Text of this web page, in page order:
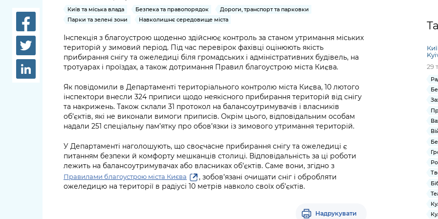
Структура
Рішення та розпорядження
Проєкти розпоряджень, що
перебувають на погодженні
Звернення громадян
Регуляторна діяльність
Лікарні та медицина
Освіта та навчальні
заклади
парковки
Навколишнє
середовище міста
Безпека та
правопорядок
Ритуальні послуги
Іноземцям / For
foreigners
експертиза
Громадський
бюджет
Контактний
доступом
Подати запит
онлайн
Проекти
нормативно-
правових та
інших актів
from
Київ та міська влада Безпека та правопорядок
Дороги, транспорт та парковки
Парки та зелені зони
Навколишнє середовище міста
Інспекція з благоустрою щоденно здійснює контроль за станом утримання міських
територій у зимовий період. Під час перевірок фахівці оцінюють якість
прибирання снігу та ожеледиці біля громадських і адміністративних будівель, на
тротуарах і проїздах, а також дотримання Правил благоустрою міста Києва.
Як повідомили в Департаменті територіального контролю міста Києва, 10 лютого
інспектори внесли 324 приписи щодо неякісного прибирання територій від снігу
та накрижень. Також склали 31 протокол на балансоутримувачів і власників
об’єктів, які не виконали вимоги приписів. Окрім цього, відповідальним особам
надали 251 спеціальну пам’ятку про обов’язки із зимового утримання територій.
У Департаменті наголошують, що своєчасне прибирання снігу та ожеледиці є
питанням безпеки й комфорту мешканців столиці. Відповідальність за ці роботи
лежить на балансоутримувачах або власниках об’єктів. Саме вони, згідно з
Правилами благоустрою міста Києва
, зобов’язані очищати сніг і обробляти
ожеледицю на території в радіусі 10 метрів навколо своїх об’єктів.
Надрукувати
29